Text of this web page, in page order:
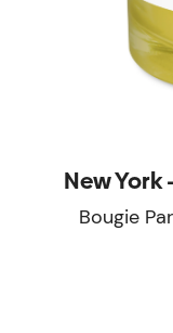
New York
Bougie